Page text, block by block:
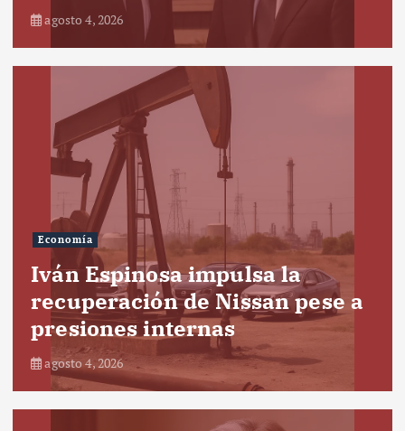
agosto 4, 2026
Economía
Iván Espinosa impulsa la
recuperación de Nissan pese a
presiones internas
agosto 4, 2026